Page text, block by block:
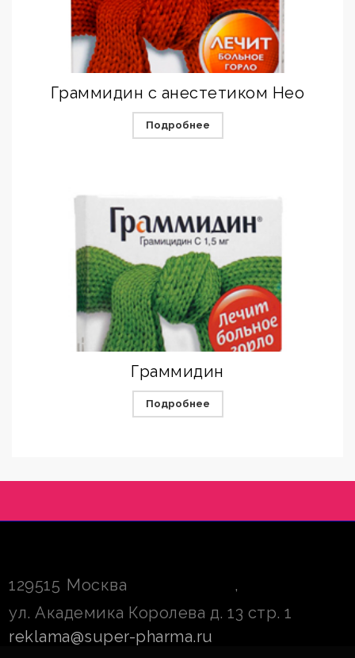
Граммидин с анестетиком Нео
Подробнее
Граммидин
Подробнее
129515 Москва
,
ул. Академика Королева д. 13 стр. 1
reklama@super-pharma.ru